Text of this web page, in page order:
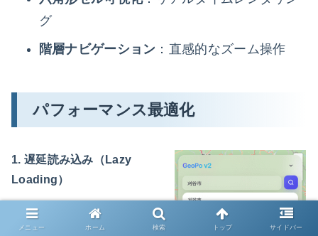
グ
階層ナビゲーション ：直感的なズーム操作
パフォーマンス最適化
1. 遅延読み込み（Lazy
Loading）
コンポーネントの動
メニュー ホーム 検索 トップ サイドバー